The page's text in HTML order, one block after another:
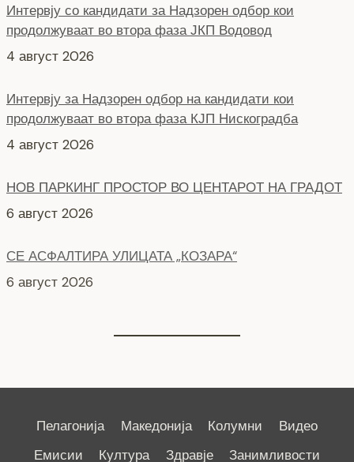
Интервју со кандидати за Надзорен одбор кои
продолжуваат во втора фаза ЈКП Водовод
4 август 2026
Интервју за Надзорен одбор на кандидати кои
продолжуваат во втора фаза КЈП Нискоградба
4 август 2026
НОВ ПАРКИНГ ПРОСТОР ВО ЦЕНТАРОТ НА ГРАДОТ
6 август 2026
СЕ АСФАЛТИРА УЛИЦАТА „КОЗАРА“
6 август 2026
Пелагонија Македонија Колумни
Видео
Емисии
Култура Здравје Занимливости